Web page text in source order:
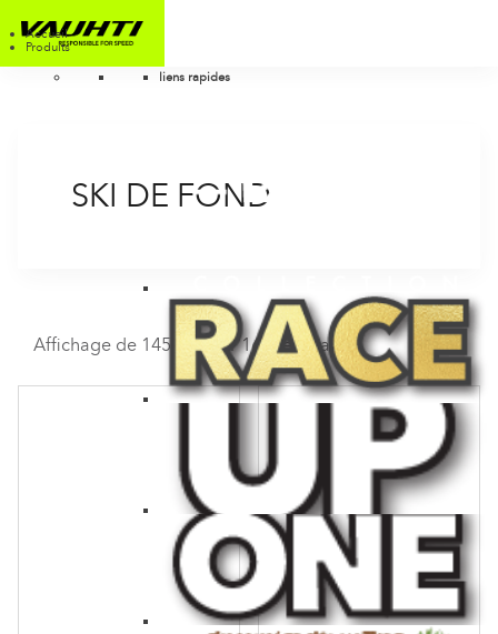
Accueil
Produits
liens rapides
SKI DE FOND
Affichage de 145–156 sur 169 résultats